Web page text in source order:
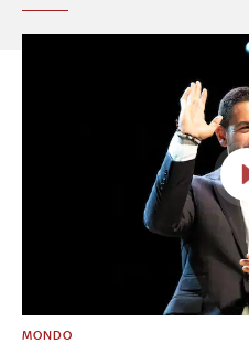
MONDO